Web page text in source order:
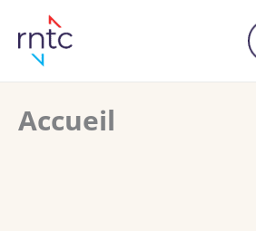
Accueil